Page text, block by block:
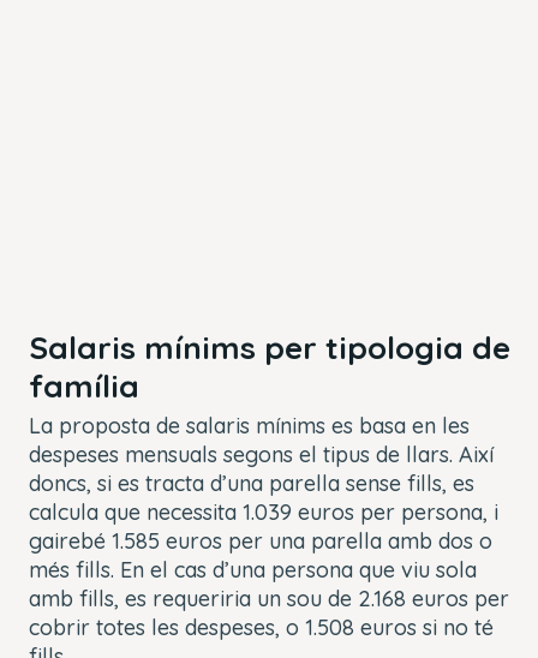
Salaris mínims per tipologia de
família
La proposta de salaris mínims es basa en les
despeses mensuals segons el tipus de llars. Així
doncs, si es tracta d’una parella sense fills, es
calcula que necessita 1.039 euros per persona, i
gairebé 1.585 euros per una parella amb dos o
més fills. En el cas d’una persona que viu sola
amb fills, es requeriria un sou de 2.168 euros per
cobrir totes les despeses, o 1.508 euros si no té